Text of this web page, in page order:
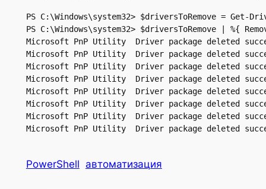
PS C:\Windows\system32> $driversToRemove =
PS C:\Windows\system32> $driversToRemove | %{
Microsoft PnP Utility  Driver package deleted
Microsoft PnP Utility  Driver package deleted
Microsoft PnP Utility  Driver package deleted
Microsoft PnP Utility  Driver package deleted
Microsoft PnP Utility  Driver package deleted
Microsoft PnP Utility  Driver package deleted
Microsoft PnP Utility  Driver package deleted
Microsoft PnP Utility  Driver package deleted
PowerShell автоматизация